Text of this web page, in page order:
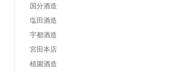
国分酒造
塩田酒造
宇都酒造
宮田本店
植園酒造